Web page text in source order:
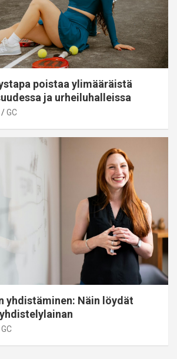
poistaa ylimääräistä
ja urheiluhalleissa
GC
yhdistäminen: Näin löydät
GC